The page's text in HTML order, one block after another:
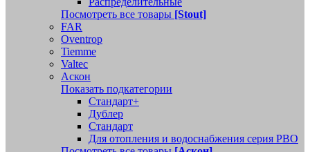
Посмотреть все товары [Stout]
FAR
Oventrop
Tiemme
Valtec
Аскон
Показать подкатегории
Стандарт+
Дублер
Стандарт
Для отопления и водоснабжения серия РВО